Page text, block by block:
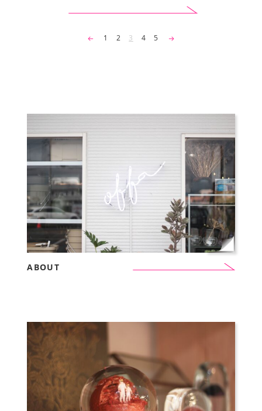
1 2 3 4 5
ABOUT